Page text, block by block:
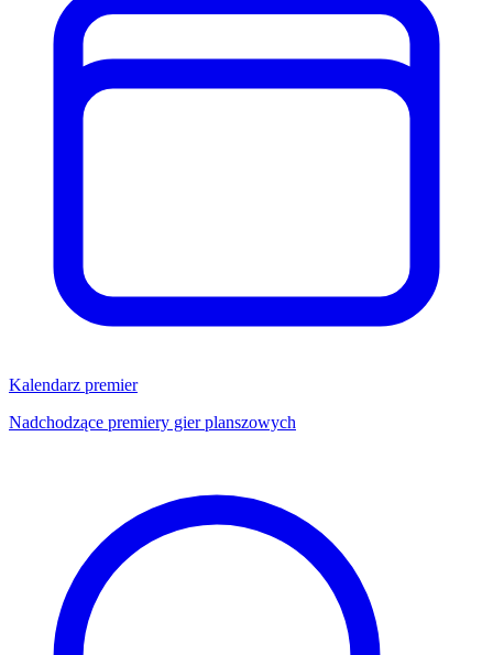
Kalendarz premier
Nadchodzące premiery gier planszowych